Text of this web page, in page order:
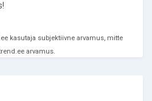
kasutaja subjektiivne arvamus, mitte
arvamus.